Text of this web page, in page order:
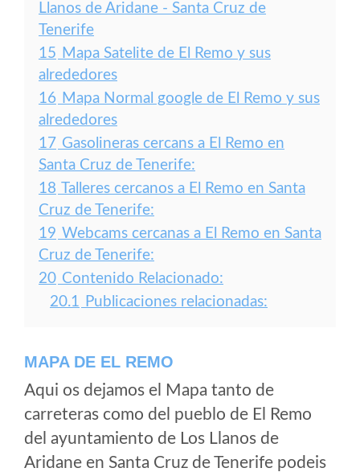
Llanos de Aridane - Santa Cruz de
Tenerife
15 Mapa Satelite de El Remo y sus
alrededores
16 Mapa Normal google de El Remo y sus
alrededores
17 Gasolineras cercans a El Remo en
Santa Cruz de Tenerife:
18 Talleres cercanos a El Remo en Santa
Cruz de Tenerife:
19 Webcams cercanas a El Remo en Santa
Cruz de Tenerife:
20 Contenido Relacionado:
20.1 Publicaciones relacionadas:
MAPA DE EL REMO
Aqui os dejamos el Mapa tanto de
carreteras como del pueblo de El Remo
del ayuntamiento de Los Llanos de
Aridane en Santa Cruz de Tenerife podeis